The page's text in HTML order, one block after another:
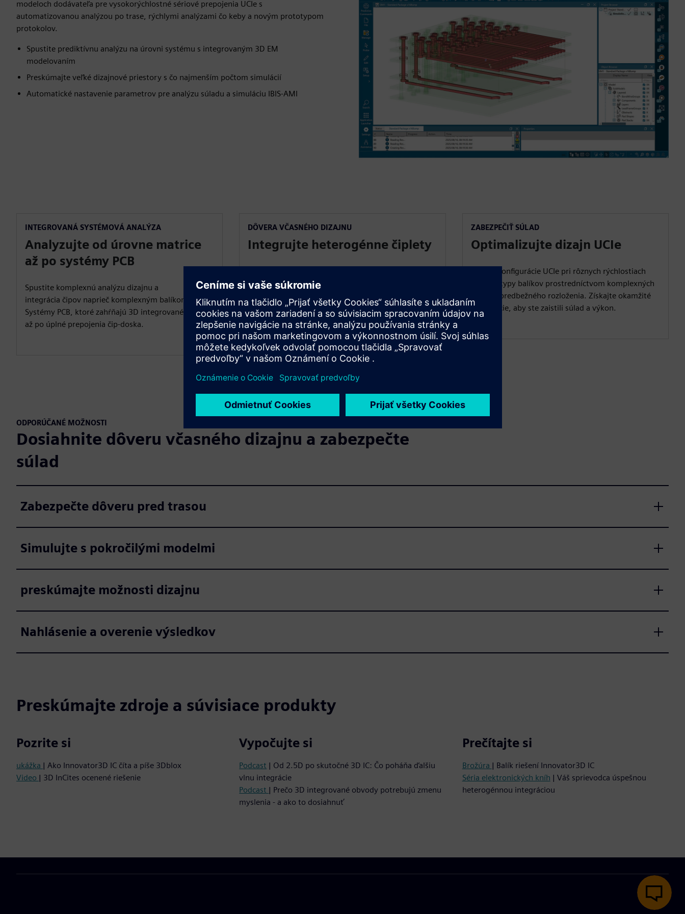
modeloch dodávateľa pre vysokorýchlostné sériové prepojenia UCIe s
automatizovanou analýzou po trase, rýchlymi analýzami čo keby a novým prototypom
protokolov.
Spustite prediktívnu analýzu na úrovni systému s integrovaným 3D EM
modelovaním
Preskúmajte veľké dizajnové priestory s čo najmenším počtom simulácií
Automatické nastavenie parametrov pre analýzu súladu a simuláciu IBIS-AMI
INTEGROVANÁ SYSTÉMOVÁ ANALÝZA
Analyzujte od úrovne matrice
až po systémy PCB
Spustite komplexnú analýzu dizajnu a
integrácia čipov naprieč komplexným balíkom a
Systémy PCB, ktoré zahŕňajú 3D integrované obvody
až po úplné prepojenia čip-doska.
DÔVERA VČASNÉHO DIZAJNU
Integrujte heterogénne čiplety
návrhu
pred začatím fyzikálneho dizajnu čipletového
substrátu. Robte informované rozhodnutia o dizajne,
ako sú materiály, typ balenia a umiestnenie čipiek
prostredníctvom SI
hľadanie cesty.
ZABEZPEČIŤ SÚLAD
Optimalizujte dizajn UCIe
Overte konfigurácie UCIe pri rôznych rýchlostiach
triedy a typy balíkov prostredníctvom komplexných
analýza predbežného rozloženia. Získajte okamžité
informácie, aby ste zaistili súlad a výkon.
ODPORÚČANÉ MOŽNOSTI
Dosiahnite dôveru včasného dizajnu a zabezpečte
súlad
Zabezpečte dôveru pred trasou
Simulujte s pokročilými modelmi
preskúmajte možnosti dizajnu
Nahlásenie a overenie výsledkov
Preskúmajte zdroje a súvisiace produkty
Pozrite si
ukážka | Ako Innovator3D IC číta a píše 3Dblox
Video | 3D InCites ocenené riešenie
Vypočujte si
Podcast | Od 2.5D po skutočné 3D IC: Čo poháňa ďalšiu
vlnu integrácie
Podcast | Prečo 3D integrované obvody potrebujú zmenu
myslenia - a ako to dosiahnuť
Prečítajte si
Brožúra | Balík riešení Innovator3D IC
Séria elektronických kníh | Váš sprievodca úspešnou
heterogénnou integráciou